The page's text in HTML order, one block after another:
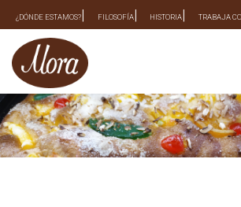
Skip
to
content
¿DÓNDE ESTAMOS? FILOSOFÍA HISTORIA TRABAJA